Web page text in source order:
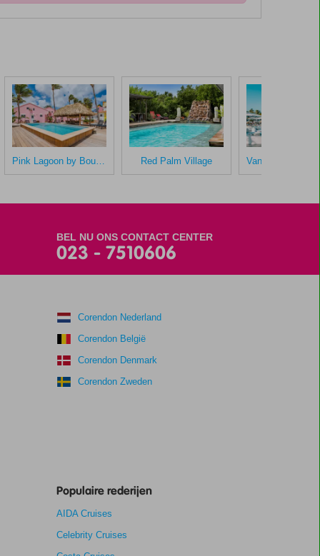
Pink Lagoon by Boutique Bonaire Unique Resorts Red Palm Village
BEL NU ONS CONTACT CENTER
023 - 7510606
Corendon Nederland
Corendon België
Corendon Denmark
Corendon Zweden
Populaire rederijen
AIDA Cruises
Celebrity Cruises